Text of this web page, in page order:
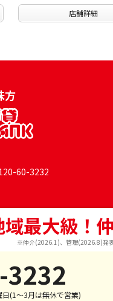
店舗詳細
方
60-3232
最大級！
※仲介(2026.1)、管理(2026.8)発
3232
(1～3月は無休で営業)